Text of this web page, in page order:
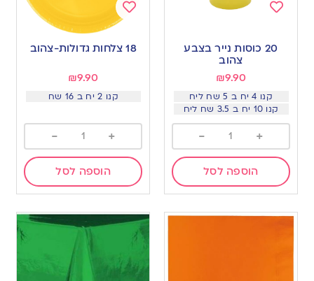
wishlist
20 כוסות נייר בצבע
צהוב
₪9.90
קנו 4 יח ב 5 שח ליח
קנו 10 יח ב 3.5 שח ליח
+
-
הוספה לסל
Add
to
wishlist
18 צלחות גדולות-צהוב
₪9.90
קנו 2 יח ב 16 שח
+
-
הוספה לסל